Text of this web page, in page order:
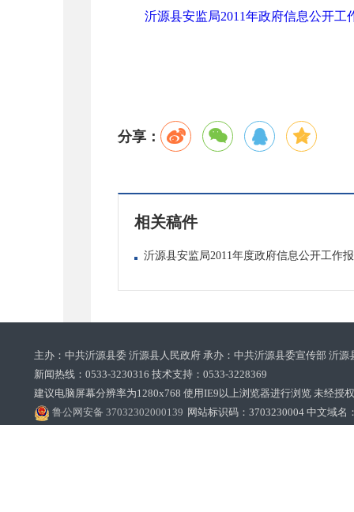
沂源县安监局2011年政府信息公开工
分享：
相关稿件
沂源县安监局2011年度政府信息公开工作
主办：中共沂源县委 沂源县人民政府 承办：中共沂源县委宣传部 沂
新闻热线：0533-3230316 技术支持：0533-3228369‌‌
建议电脑屏幕分辨率为1280x768 使用IE9以上浏览器进行浏览 未经授
鲁公网安备 37032302000139 网站标识码：3703230004 中文域名